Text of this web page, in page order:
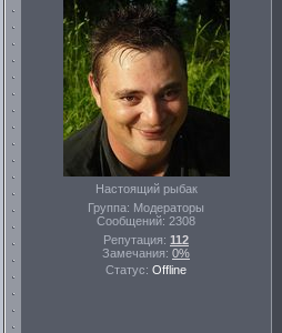
Настоящий рыбак
Группа: Модераторы
Сообщений: 2308
Репутация: 112
Замечания: 0%
Статус: Offline